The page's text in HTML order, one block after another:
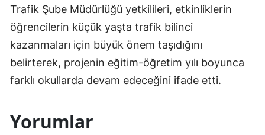
Trafik Şube Müdürlüğü yetkilileri, etkinliklerin
öğrencilerin küçük yaşta trafik bilinci
kazanmaları için büyük önem taşıdığını
belirterek, projenin eğitim-öğretim yılı boyunca
farklı okullarda devam edeceğini ifade etti.
Yorumlar